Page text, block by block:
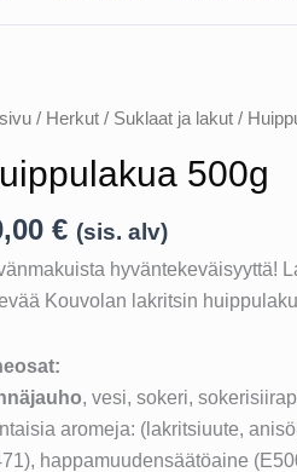
/ Herkut/ Suklaat ja lakut/
500g
€ (sis. alv)
hyväntekeväisyyttä!
Kouvolan lakritsin
, vesi, sokeri,
aromeja: (lakritsiuute,
happamuudensäätöaine